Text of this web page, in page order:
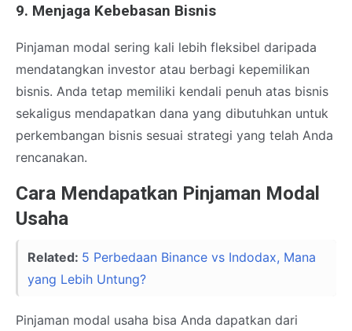
9. Menjaga Kebebasan Bisnis
Pinjaman modal sering kali lebih fleksibel daripada
mendatangkan investor atau berbagi kepemilikan
bisnis. Anda tetap memiliki kendali penuh atas bisnis
sekaligus mendapatkan dana yang dibutuhkan untuk
perkembangan bisnis sesuai strategi yang telah Anda
rencanakan.
Cara Mendapatkan Pinjaman Modal
Usaha
Related: 5 Perbedaan Binance vs Indodax, Mana
yang Lebih Untung?
Pinjaman modal usaha bisa Anda dapatkan dari